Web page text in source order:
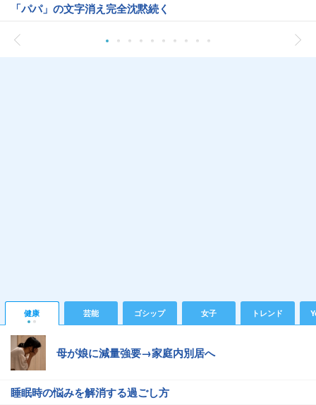
「パパ」の文字消え完全沈黙続く
健康 芸能 ゴシップ 女子 トレンド
母が娘に減量強要→家庭内別居へ
睡眠時の悩みを解消する過ごし方